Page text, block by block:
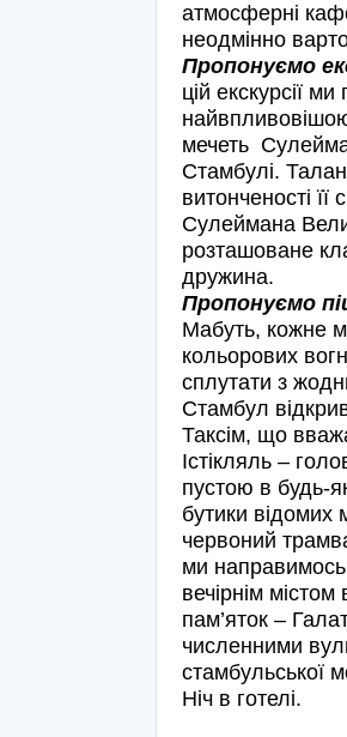
атмосферні
неодмінно
Пропонуємо
цій екскурсії
мечеть
Стамбулі.
витонченості
Сулеймана
розташоване
дружина.
Пропонуємо
Мабуть, кожне
кольорових
сплутати з
Стамбул
Таксім, що
Істікляль –
пустою в будь-
бутики відомих
червоний
ми
вечірнім
пам’яток –
численними
стамбульської
Ніч в готелі.